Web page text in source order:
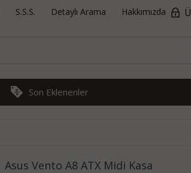
S.S.S. Detaylı Arama Hakkımızda
Son Eklenenler
Asus Vento A8 ATX Midi Kasa